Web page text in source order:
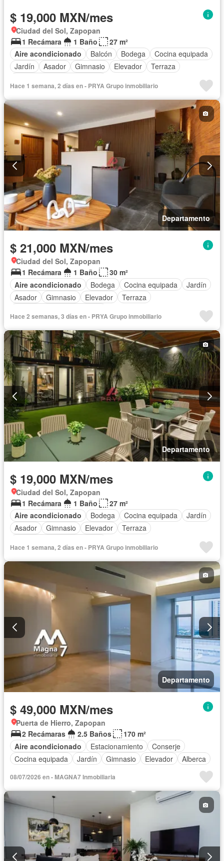
$ 19,000 MXN/mes
Ciudad del Sol, Zapopan
1 Recámara
1 Baño
27 m²
Aire acondicionado
Balcón Bodega
Cocina equipada
Jardín
Asador Gimnasio Elevador
Terraza
Hace 1 semana, 2 días en - PRYA Grupo inmobiliario
Departamento
$ 21,000 MXN/mes
Ciudad del Sol, Zapopan
1 Recámara
1 Baño
30 m²
Aire acondicionado
Bodega Cocina equipada
Jardín
Asador
Gimnasio Elevador
Terraza
Hace 2 semanas, 3 días en - PRYA Grupo inmobiliario
Departamento
$ 19,000 MXN/mes
Ciudad del Sol, Zapopan
1 Recámara
1 Baño
27 m²
Aire acondicionado
Bodega Cocina equipada
Jardín
Asador
Gimnasio Elevador
Terraza
Hace 1 semana, 2 días en - PRYA Grupo inmobiliario
Departamento
$ 49,000 MXN/mes
Puerta de Hierro, Zapopan
2 Recámaras
2.5 Baños
170 m²
Aire acondicionado
Estacionamiento
Conserje
Cocina equipada
Jardín Gimnasio Elevador Alberca
08/07/2026 en - MAGNA7 Inmobiliaria